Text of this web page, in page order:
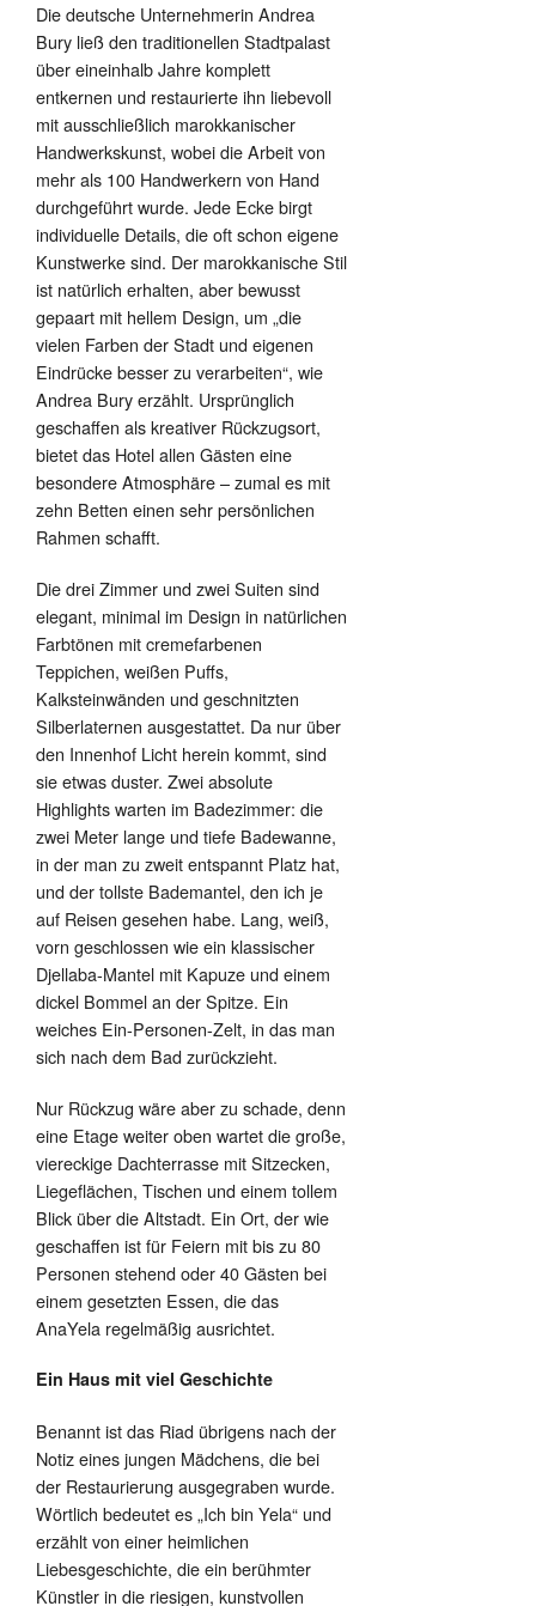
Die deutsche Unternehmerin Andrea
Bury ließ den traditionellen Stadtpalast
über eineinhalb Jahre komplett
entkernen und restaurierte ihn liebevoll
mit ausschließlich marokkanischer
Handwerkskunst, wobei die Arbeit von
mehr als 100 Handwerkern von Hand
durchgeführt wurde. Jede Ecke birgt
individuelle Details, die oft schon eigene
Kunstwerke sind. Der marokkanische Stil
ist natürlich erhalten, aber bewusst
gepaart mit hellem Design, um „die
vielen Farben der Stadt und eigenen
Eindrücke besser zu verarbeiten“, wie
Andrea Bury erzählt. Ursprünglich
geschaffen als kreativer Rückzugsort,
bietet das Hotel allen Gästen eine
besondere Atmosphäre – zumal es mit
zehn Betten einen sehr persönlichen
Rahmen schafft.
Die drei Zimmer und zwei Suiten sind
elegant, minimal im Design in natürlichen
Farbtönen mit cremefarbenen
Teppichen, weißen Puffs,
Kalksteinwänden und geschnitzten
Silberlaternen ausgestattet. Da nur über
den Innenhof Licht herein kommt, sind
sie etwas duster. Zwei absolute
Highlights warten im Badezimmer: die
zwei Meter lange und tiefe Badewanne,
in der man zu zweit entspannt Platz hat,
und der tollste Bademantel, den ich je
auf Reisen gesehen habe. Lang, weiß,
vorn geschlossen wie ein klassischer
Djellaba-Mantel mit Kapuze und einem
dickel Bommel an der Spitze. Ein
weiches Ein-Personen-Zelt, in das man
sich nach dem Bad zurückzieht.
Nur Rückzug wäre aber zu schade, denn
eine Etage weiter oben wartet die große,
viereckige Dachterrasse mit Sitzecken,
Liegeflächen, Tischen und einem tollem
Blick über die Altstadt. Ein Ort, der wie
geschaffen ist für Feiern mit bis zu 80
Personen stehend oder 40 Gästen bei
einem gesetzten Essen, die das
AnaYela regelmäßig ausrichtet.
Ein Haus mit viel Geschichte
Benannt ist das Riad übrigens nach der
Notiz eines jungen Mädchens, die bei
der Restaurierung ausgegraben wurde.
Wörtlich bedeutet es „Ich bin Yela“ und
erzählt von einer heimlichen
Liebesgeschichte, die ein berühmter
Künstler in die riesigen, kunstvollen